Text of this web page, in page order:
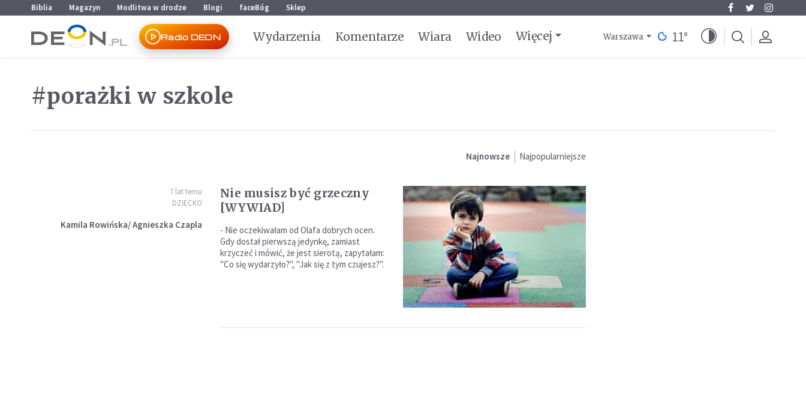
Przejdź do menu głównego
Przejdź do treści
Biblia Magazyn Modlitwa w drodze Blogi faceBóg Sklep
Radio DEON Wydarzenia Komentarze Wiara Wideo Więcej Warszawa 11°
#porażki w szkole
Najnowsze Najpopularniejsze
7 lat temu
DZIECKO
Kamila Rowińska/ Agnieszka Czapla
Nie musisz być grzeczny
[WYWIAD]
- Nie oczekiwałam od Olafa dobrych ocen.
Gdy dostał pierwszą jedynkę, zamiast
krzyczeć i mówić, że jest sierotą, zapytałam:
"Co się wydarzyło?", "Jak się z tym czujesz?".